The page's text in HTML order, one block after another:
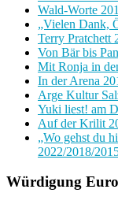
Wald-Worte
„Vielen Dank,
Terry Pratchett
Von Bär bis
Mit Ronja in
In der Arena
Arge Kultur
Yuki liest! am
Auf der Krilit
„Wo gehst du
2022/2018/
Würdigung